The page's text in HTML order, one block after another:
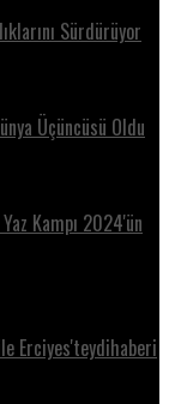
Sürdürüyor
Üçüncüsü Oldu
Kampı 2024'ün
Erciyes'teydihaberi